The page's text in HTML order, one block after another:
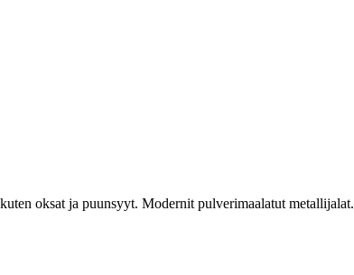
oksat ja puunsyyt. Modernit pulverimaalatut metallijalat.